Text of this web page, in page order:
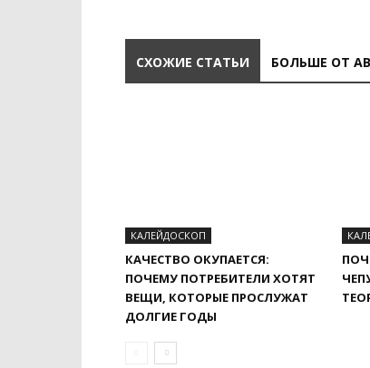
СХОЖИЕ СТАТЬИ БОЛЬШЕ ОТ
КАЛЕЙДОСКОП
КАЧЕСТВО ОКУПАЕТСЯ:
ПОЧЕМУ ПОТРЕБИТЕЛИ ХОТЯТ
ВЕЩИ, КОТОРЫЕ ПРОСЛУЖАТ
ДОЛГИЕ ГОДЫ